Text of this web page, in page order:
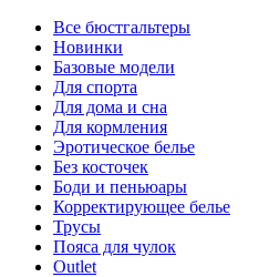
Все бюстгальтеры
Новинки
Базовые модели
Для спорта
Для дома и сна
Для кормления
Эротическое белье
Без косточек
Боди и пеньюары
Корректирующее белье
Трусы
Пояса для чулок
Outlet